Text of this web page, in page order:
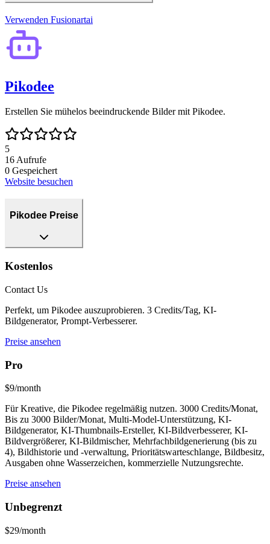
Verwenden Fusionartai
Pikodee
Erstellen Sie mühelos beeindruckende Bilder mit Pikodee.
5
16Aufrufe
0 Gespeichert
Website besuchen
Pikodee Preise
Kostenlos
Contact Us
Perfekt, um Pikodee auszuprobieren. 3 Credits/Tag, KI-
Bildgenerator, Prompt-Verbesserer.
Preise ansehen
Pro
$9/month
Für Kreative, die Pikodee regelmäßig nutzen. 3000 Credits/Monat,
Bis zu 3000 Bilder/Monat, Multi-Model-Unterstützung, KI-
Bildgenerator, KI-Thumbnails-Ersteller, KI-Bildverbesserer, KI-
Bildvergrößerer, KI-Bildmischer, Mehrfachbildgenerierung (bis zu
4), Bildhistorie und -verwaltung, Prioritätswarteschlange, Bildbesitz,
Ausgaben ohne Wasserzeichen, kommerzielle Nutzungsrechte.
Preise ansehen
Unbegrenzt
$29/month